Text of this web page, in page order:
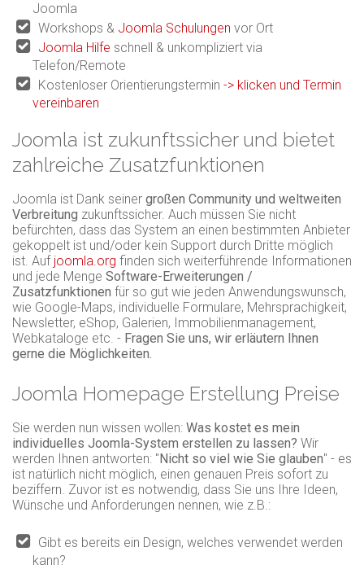
Joomla
Workshops & Joomla Schulungen vor Ort
Joomla Hilfe schnell & unkompliziert via
Telefon/Remote
Kostenloser Orientierungstermin -> klicken und Termin
vereinbaren
Joomla ist zukunftssicher und bietet
zahlreiche Zusatzfunktionen
Joomla ist Dank seiner großen Community und weltweiten
Verbreitung zukunftssicher. Auch müssen Sie nicht
befürchten, dass das System an einen bestimmten Anbieter
gekoppelt ist und/oder kein Support durch Dritte möglich
ist. Auf joomla.org finden sich weiterführende Informationen
und jede Menge Software-Erweiterungen /
Zusatzfunktionen für so gut wie jeden Anwendungswunsch,
wie Google-Maps, individuelle Formulare, Mehrsprachigkeit,
Newsletter, eShop, Galerien, Immobilienmanagement,
Webkataloge etc. - Fragen Sie uns, wir erläutern Ihnen
gerne die Möglichkeiten.
Joomla Homepage Erstellung Preise
Sie werden nun wissen wollen: Was kostet es mein
individuelles Joomla-System erstellen zu lassen? Wir
werden Ihnen antworten: "Nicht so viel wie Sie glauben" - es
ist natürlich nicht möglich, einen genauen Preis sofort zu
beziffern. Zuvor ist es notwendig, dass Sie uns Ihre Ideen,
Wünsche und Anforderungen nennen, wie z.B.:
Gibt es bereits ein Design, welches verwendet werden
kann?